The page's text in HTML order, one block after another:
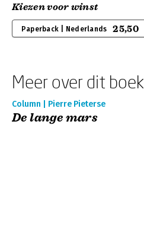
Kiezen voor winst
Paperback | Nederlands 25,50
Meer over dit boek
Column | Pierre Pieterse
De lange mars